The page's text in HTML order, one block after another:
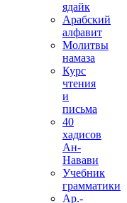
ядайк
Арабский
алфавит
Молитвы
намаза
Курс
чтения
и
письма
40
хадисов
Ан-
Навави
Учебник
грамматики
Ар.-